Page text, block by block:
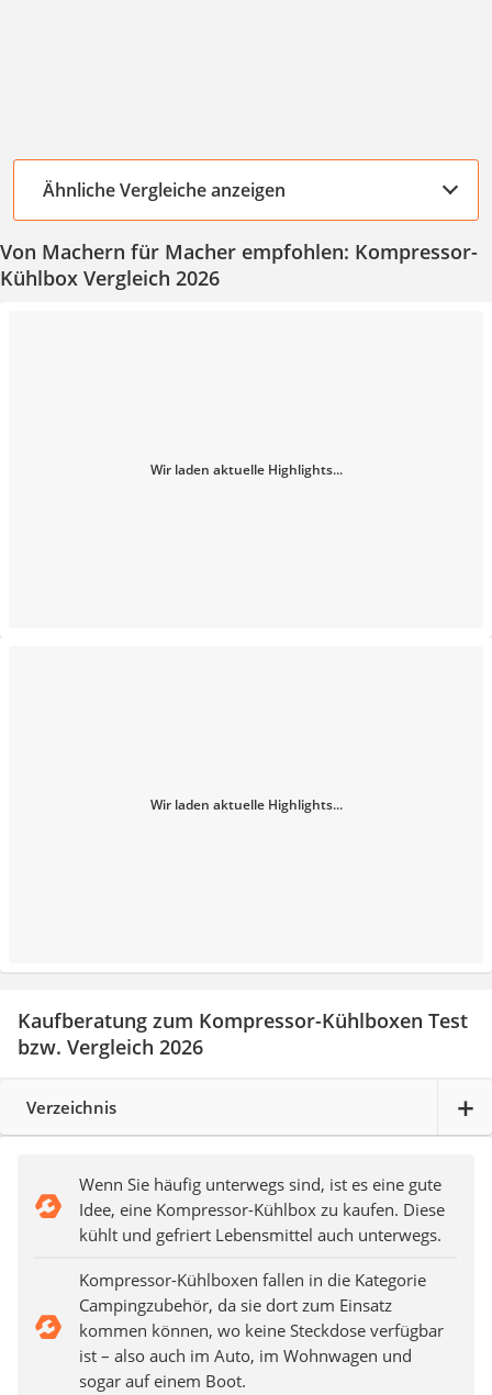
Ähnliche Vergleiche anzeigen
Von Machern für Macher empfohlen: Kompressor-
Kühlbox Vergleich 2026
Wir laden aktuelle Highlights...
Wir laden aktuelle Highlights...
Kaufberatung zum Kompressor-Kühlboxen Test
bzw. Vergleich 2026
Verzeichnis
Wenn Sie häufig unterwegs sind, ist es eine gute
Idee, eine Kompressor-Kühlbox zu kaufen. Diese
kühlt und gefriert Lebensmittel auch unterwegs.
Kompressor-Kühlboxen fallen in die Kategorie
Campingzubehör, da sie dort zum Einsatz
kommen können, wo keine Steckdose verfügbar
ist – also auch im Auto, im Wohnwagen und
sogar auf einem Boot.